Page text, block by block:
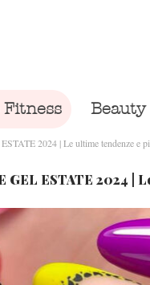
Fitness Beauty
2024 | Le ultime tendenze e
GEL ESTATE 2024 |